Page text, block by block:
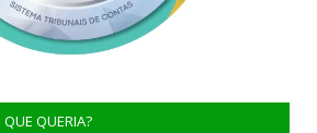
QUERIA?